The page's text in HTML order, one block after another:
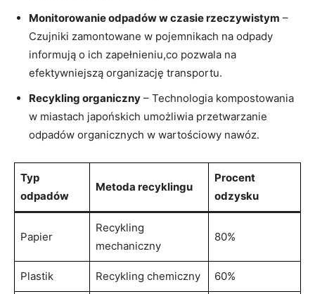
Monitorowanie odpadów w czasie rzeczywistym –
Czujniki zamontowane w pojemnikach na odpady
informują o ich zapełnieniu,co pozwala na
efektywniejszą organizację transportu.
Recykling organiczny – Technologia kompostowania
w miastach japońskich umożliwia przetwarzanie
odpadów organicznych w wartościowy nawóz.
Typ
odpadów
Metoda recyklingu
Procent
odzysku
Papier
Recykling
mechaniczny
80%
Plastik Recykling chemiczny 60%